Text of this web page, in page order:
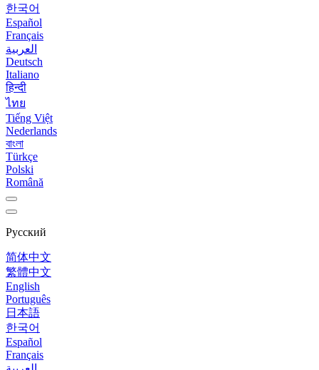
한국어
Español
Français
العربية
Deutsch
Italiano
हिन्दी
ไทย
Tiếng Việt
Nederlands
বাংলা
Türkçe
Polski
Română
Русский
简体中文
繁體中文
English
Português
日本語
한국어
Español
Français